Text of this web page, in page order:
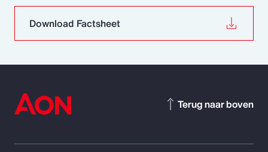
Download Factsheet
Terug naar boven